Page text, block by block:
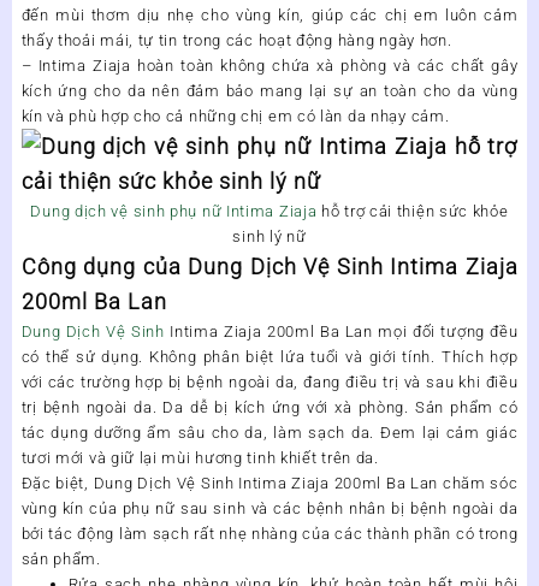
đến mùi thơm dịu nhẹ cho vùng kín, giúp các chị em luôn cảm
thấy thoải mái, tự tin trong các hoạt động hàng ngày hơn.
– Intima Ziaja hoàn toàn không chứa xà phòng và các chất gây
kích ứng cho da nên đảm bảo mang lại sự an toàn cho da vùng
kín và phù hợp cho cả những chị em có làn da nhạy cảm.
Dung dịch vệ sinh phụ nữ Intima Ziaja hỗ trợ cải thiện sức khỏe
sinh lý nữ
Công dụng của Dung Dịch Vệ Sinh Intima Ziaja
200ml Ba Lan
Dung Dịch Vệ Sinh Intima Ziaja 200ml Ba Lan mọi đối tượng đều
có thể sử dụng. Không phân biệt lứa tuổi và giới tính. Thích hợp
với các trường hợp bị bệnh ngoài da, đang điều trị và sau khi điều
trị bệnh ngoài da. Da dễ bị kích ứng với xà phòng. Sản phẩm có
tác dụng dưỡng ẩm sâu cho da, làm sạch da. Đem lại cảm giác
tươi mới và giữ lại mùi hương tinh khiết trên da.
Đặc biệt, Dung Dịch Vệ Sinh Intima Ziaja 200ml Ba Lan chăm sóc
vùng kín của phụ nữ sau sinh và các bệnh nhân bị bệnh ngoài da
bởi tác động làm sạch rất nhẹ nhàng của các thành phần có trong
sản phẩm.